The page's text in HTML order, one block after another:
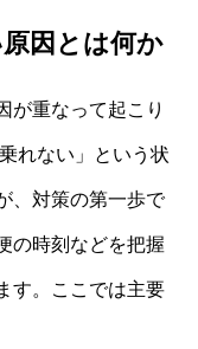
因とは何か
が重なって起こり
れない」という状
、対策の第一歩で
の時刻などを把握
す。ここでは主要